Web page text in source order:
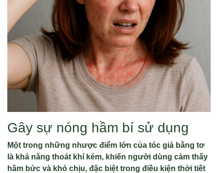
Gây sự nóng hầm bí sử dụng
Một trong những nhược điểm lớn của tóc giả bằng tơ
là khả năng thoát khí kém, khiến người dùng cảm thấy
hầm bức và khó chịu, đặc biệt trong điều kiện thời tiết